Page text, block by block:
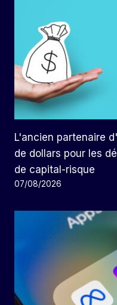
L'ancien partenaire
de dollars pour les
de capital-risque
07/08/2026